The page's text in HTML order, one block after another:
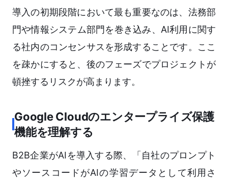
導入の初期段階において最も重要なのは、法務部
門や情報システム部門を巻き込み、AI利用に関す
る社内のコンセンサスを形成することです。ここ
を疎かにすると、後のフェーズでプロジェクトが
頓挫するリスクが高まります。
Google Cloudのエンタープライズ保護
機能を理解する
B2B企業がAIを導入する際、「自社のプロンプト
やソースコードがAIの学習データとして利用さ